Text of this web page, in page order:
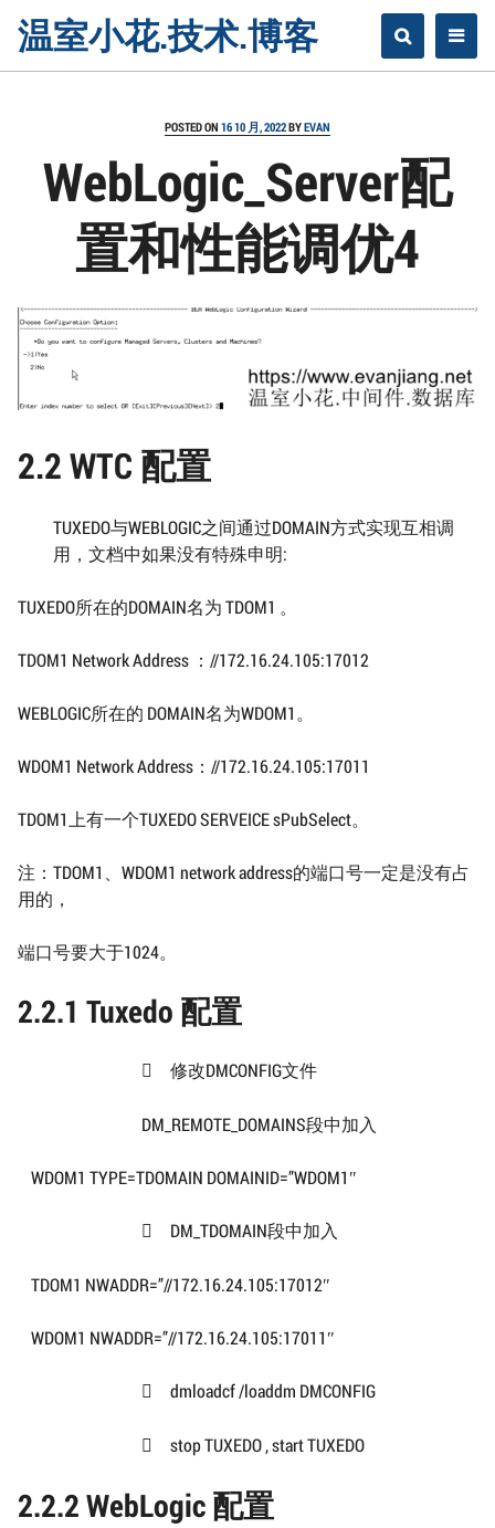
温室小花.技术.博客
POSTED ON 16 10 月, 2022BYEVAN
WebLogic_Server配
置和性能调优4
2.2 WTC 配置
TUXEDO与WEBLOGIC之间通过DOMAIN方式实现互相调
用，文档中如果没有特殊申明:
TUXEDO所在的DOMAIN名为 TDOM1 。
TDOM1 Network Address ：//172.16.24.105:17012
WEBLOGIC所在的 DOMAIN名为WDOM1。
WDOM1 Network Address：//172.16.24.105:17011
TDOM1上有一个TUXEDO SERVEICE sPubSelect。
注：TDOM1、WDOM1 network address的端口号一定是没有占
用的，
端口号要大于1024。
2.2.1 Tuxedo 配置
 修改DMCONFIG文件
DM_REMOTE_DOMAINS段中加入
WDOM1 TYPE=TDOMAIN DOMAINID=”WDOM1″
 DM_TDOMAIN段中加入
TDOM1 NWADDR=”//172.16.24.105:17012″
WDOM1 NWADDR=”//172.16.24.105:17011″
 dmloadcf /loaddm DMCONFIG
 stop TUXEDO , start TUXEDO
2.2.2 WebLogic 配置